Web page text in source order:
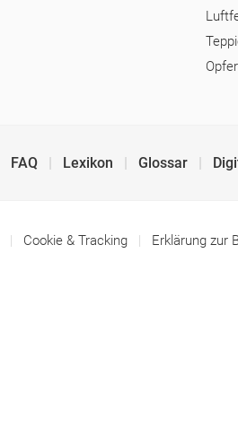
FAQ Lexikon Glossar
Cookie & Tracking Erklärung zur